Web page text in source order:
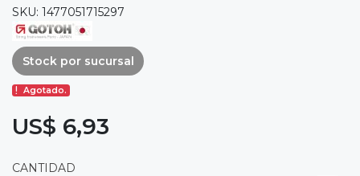
SKU: 1477051715297
Stock por sucursal
Agotado.
US$ 6,93
CANTIDAD